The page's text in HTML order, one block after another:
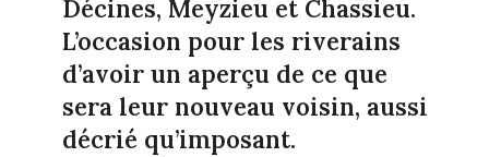
Décines, Meyzieu et Chassieu.
L’occasion pour les riverains
d’avoir un aperçu de ce que
sera leur nouveau voisin, aussi
décrié qu’imposant.